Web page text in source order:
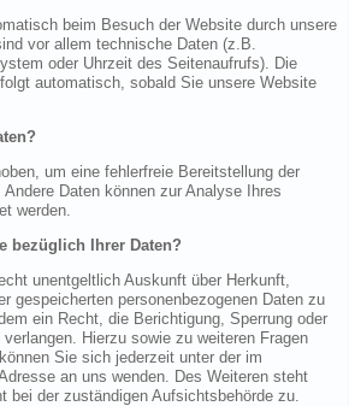
beim Besuch der Website durch unsere
vor allem technische Daten (z.B.
oder Uhrzeit des Seitenaufrufs). Die
automatisch, sobald Sie unsere Website
um eine fehlerfreie Bereitstellung der
Daten können zur Analyse Ihres
werden.
bezüglich Ihrer Daten?
unentgeltlich Auskunft über Herkunft,
gespeicherten personenbezogenen Daten zu
ein Recht, die Berichtigung, Sperrung oder
Hierzu sowie zu weiteren Fragen
Sie sich jederzeit unter der im
an uns wenden. Des Weiteren steht
bei der zuständigen Aufsichtsbehörde zu.